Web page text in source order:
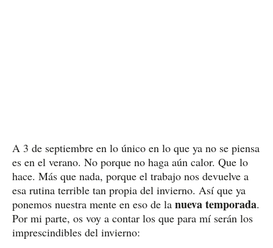
A 3 de septiembre en lo único en lo que ya no se piensa
es en el verano. No porque no haga aún calor. Que lo
hace. Más que nada, porque el trabajo nos devuelve a
esa rutina terrible tan propia del invierno. Así que ya
ponemos nuestra mente en eso de la nueva temporada.
Por mi parte, os voy a contar los que para mí serán los
imprescindibles del invierno: